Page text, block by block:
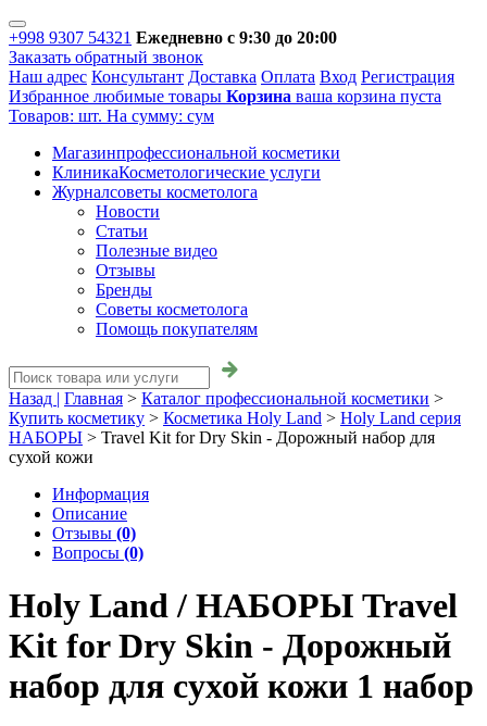
+998 9307 54321 Ежедневно с 9:30 до 20:00
Заказать обратный звонок
Наш адрес Консультант Доставка Оплата Вход Регистрация
Избранное любимые товары Корзина ваша корзина пуста
Товаров: шт. На сумму: сум
Магазинпрофессиональной косметики
КлиникаКосметологические услуги
Журналсоветы косметолога
Новости
Статьи
Полезные видео
Отзывы
Бренды
Советы косметолога
Помощь покупателям
Назад | Главная > Каталог профессиональной косметики >
Купить косметику > Косметика Holy Land > Holy Land серия
НАБОРЫ > Travel Kit for Dry Skin - Дорожный набор для
сухой кожи
Информация
Описание
Отзывы (0)
Вопросы (0)
Holy Land / НАБОРЫ Travel
Kit for Dry Skin - Дорожный
набор для сухой кожи 1 набор